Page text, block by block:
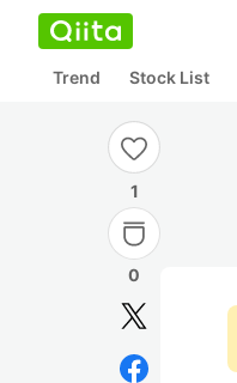
Trend Stock List
1
0